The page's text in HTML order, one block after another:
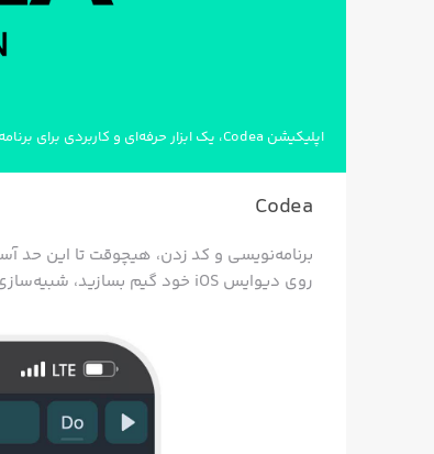
اپلیکیشن Codea، یک ابزار حرفه‌ای و کاربردی برای برنامه‌نویسان
Codea
روی دیوایس iOS خود گیم بسازید، شبیه‌سازی کنید و یا هر ایده بصری را که دارید تبدیل به کد کنید.